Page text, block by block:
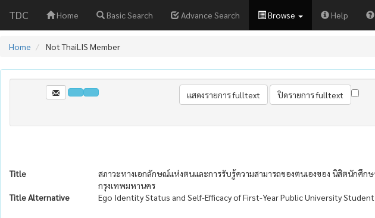
TDC Home Basic Search Advance Search Browse Help
Home Not ThaiLIS Member
Title
สภาวะทางเอกลักษณ์แห่งตนและการรับรู้ความสามารถของตนเองของ นิสิตนักศึก
กรุงเทพมหานคร
Title Alternative
Ego Identity Status and Self-Efficacy of First-Year Public University